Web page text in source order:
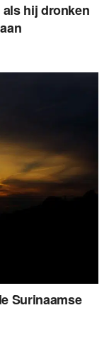
hij dronken
Surinaamse